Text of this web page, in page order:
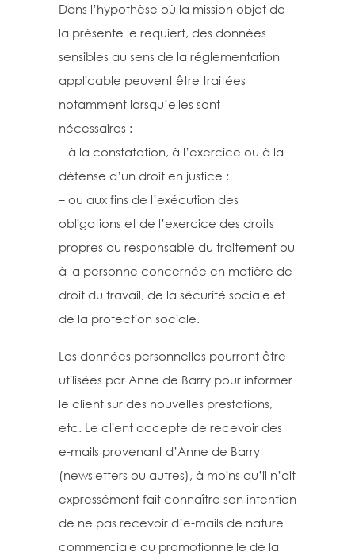
Dans l’hypothèse où la mission objet de
la présente le requiert, des données
sensibles au sens de la réglementation
applicable peuvent être traitées
notamment lorsqu’elles sont
nécessaires :
– à la constatation, à l’exercice ou à la
défense d’un droit en justice ;
– ou aux fins de l’exécution des
obligations et de l’exercice des droits
propres au responsable du traitement ou
à la personne concernée en matière de
droit du travail, de la sécurité sociale et
de la protection sociale.
Les données personnelles pourront être
utilisées par Anne de Barry pour informer
le client sur des nouvelles prestations,
etc. Le client accepte de recevoir des
e-mails provenant d’Anne de Barry
(newsletters ou autres), à moins qu’il n’ait
expressément fait connaître son intention
de ne pas recevoir d’e-mails de nature
commerciale ou promotionnelle de la